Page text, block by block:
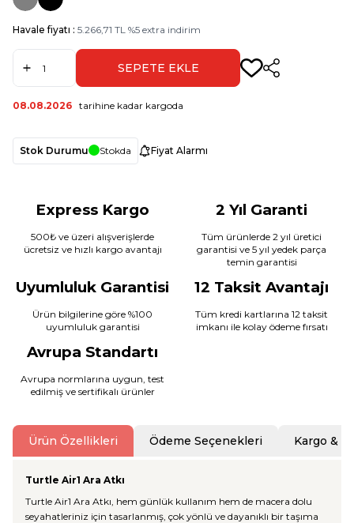
Havale fiyatı : 5.266,71 TL %5 extra indirim
SEPETE EKLE Paylaş
08.08.2026 tarihine kadar kargoda
Stok Durumu Stokda Fiyat Alarmı
Express Kargo
500₺ ve üzeri alışverişlerde
ücretsiz ve hızlı kargo avantajı
2 Yıl Garanti
Tüm ürünlerde 2 yıl üretici
garantisi ve 5 yıl yedek parça
temin garantisi
Uyumluluk Garantisi
Ürün bilgilerine göre %100
uyumluluk garantisi
12 Taksit Avantajı
Tüm kredi kartlarına 12 taksit
imkanı ile kolay ödeme fırsatı
Avrupa Standartı
Avrupa normlarına uygun, test
edilmiş ve sertifikalı ürünler
Ürün Özellikleri Ödeme Seçenekleri Kargo &
Turtle Air1 Ara Atkı
Turtle Air1 Ara Atkı, hem günlük kullanım hem de macera dolu
seyahatleriniz için tasarlanmış, çok yönlü ve dayanıklı bir taşıma